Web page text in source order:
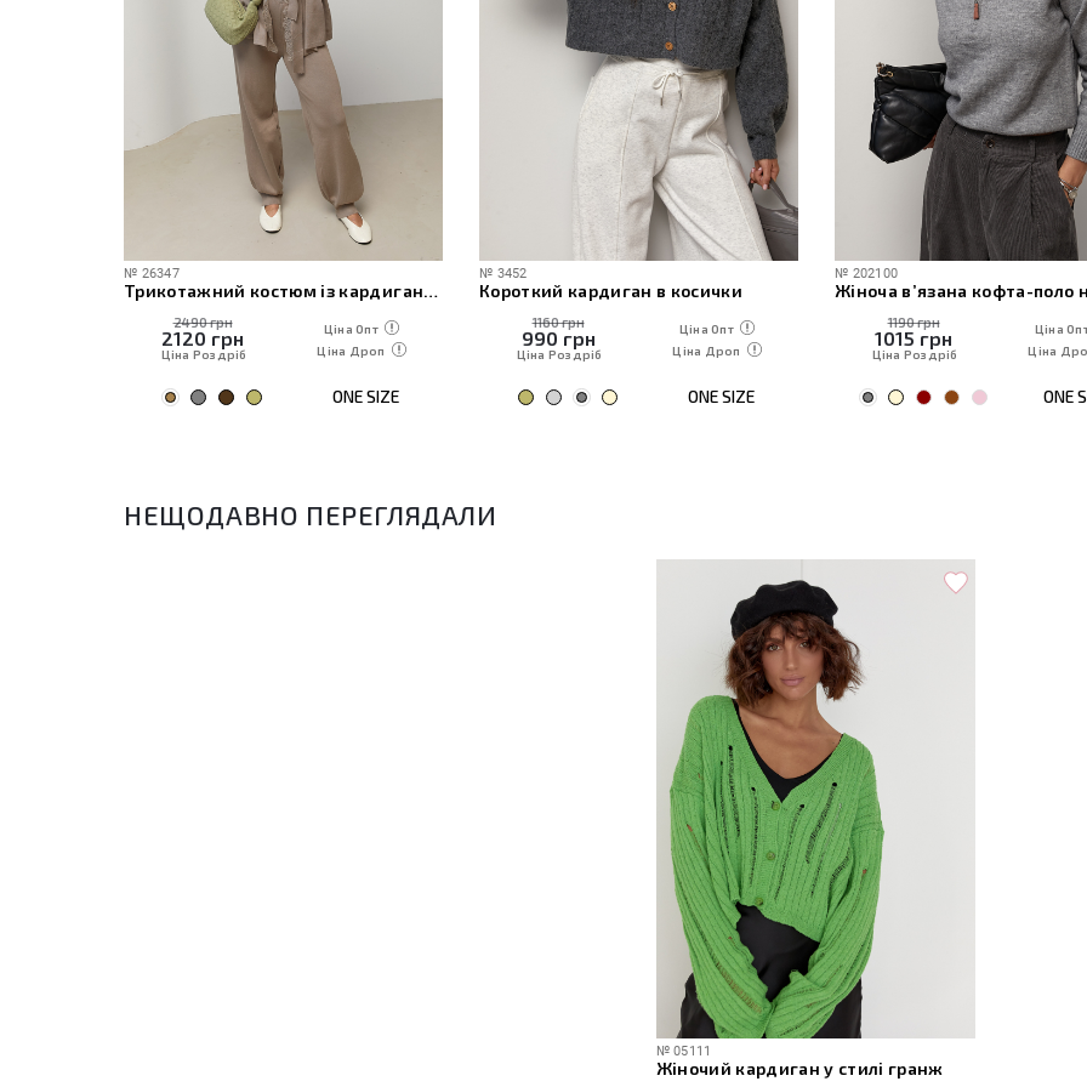
Трикотажний костюм із кардиганом, топом та штанами
№
Короткий кардиган в косички
1160 грн
990
Ціна Роздріб
Ціна Опт
Ціна Дроп
ONE SIZE
Жіноча в’язана кофта-поло на блискавці
1190 грн
1015
Ціна Роздріб
Ціна Опт
Ціна Дроп
ONE SIZE
№
Блакитні джинси
2020 грн
1720
Ціна Роздріб
34
НЕЩОДАВНО ПЕРЕГЛЯДАЛИ
№ 05111
Жіночий кардиган у стилі гранж